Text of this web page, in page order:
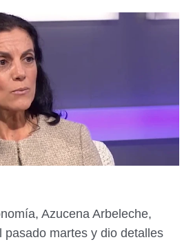
Azucena Arbeleche,
pasado martes y dio detalles